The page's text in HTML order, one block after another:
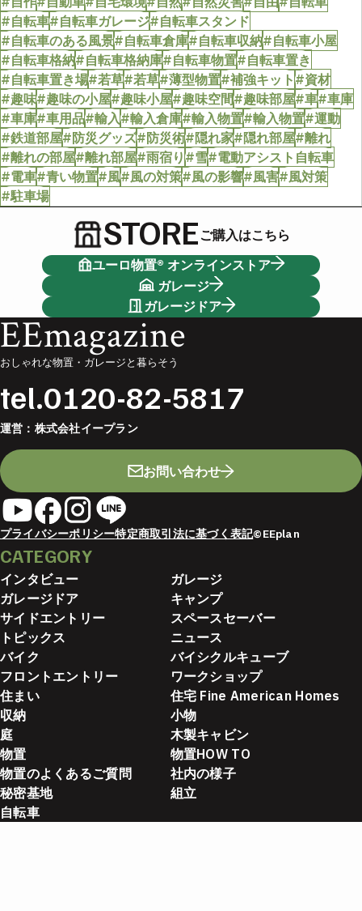
#自転車#自転車ガレージ#自転車スタンド
#自転車のある風景#自転車倉庫#自転車収納#自転車小屋
#自転車格納#自転車格納庫#自転車物置#自転車置き
#自転車置き場#若草#若草#薄型物置#補強キット#資材
#趣味#趣味の小屋#趣味小屋#趣味空間#趣味部屋#車#車庫
#車庫#車用品#輸入#輸入倉庫#輸入物置#輸入物置#運動
#鉄道部屋#防災グッズ#防災術#隠れ家#隠れ部屋#離れ
#離れの部屋#離れ部屋#雨宿り#雪#電動アシスト自転車
#電車#青い物置#風#風の対策#風の影響#風害#風対策
#駐車場
STOREご購入はこちら
ユーロ物置® オンラインストア
ガレージ
ガレージドア
EEmagazine
おしゃれな物置・ガレージと暮らそう
tel.0120-82-5817
運営： 株式会社イープラン
お問い合わせ
プライバシーポリシー特定商取引法に基づく表記©EEplan
CATEGORY
インタビュー
ガレージ
ガレージドア
キャンプ
サイドエントリー
スペースセーバー
トピックス
ニュース
バイク
バイシクルキューブ
フロントエントリー
ワークショップ
住まい
住宅 Fine American Homes
収納
小物
庭
木製キャビン
物置
物置HOW TO
物置のよくあるご質問
社内の様子
秘密基地
組立
自転車